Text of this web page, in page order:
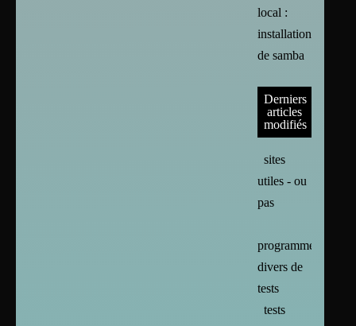
local :
installation
de samba
Derniers
articles
modifiés
sites
utiles - ou
pas
programmes
divers de
tests
tests